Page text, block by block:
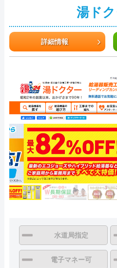
湯ド
詳細情報
水道局指定
電子マネー可